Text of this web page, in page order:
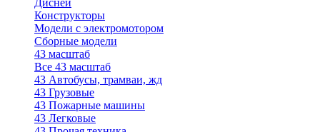
Дисней
Конструкторы
Модели с электромотором
Сборные модели
43 масштаб
Все 43 масштаб
43 Автобусы, трамваи, жд
43 Грузовые
43 Пожарные машины
43 Легковые